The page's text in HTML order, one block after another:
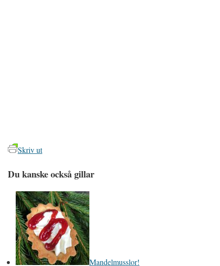
Skriv ut
Du kanske också gillar
Mandelmusslor!